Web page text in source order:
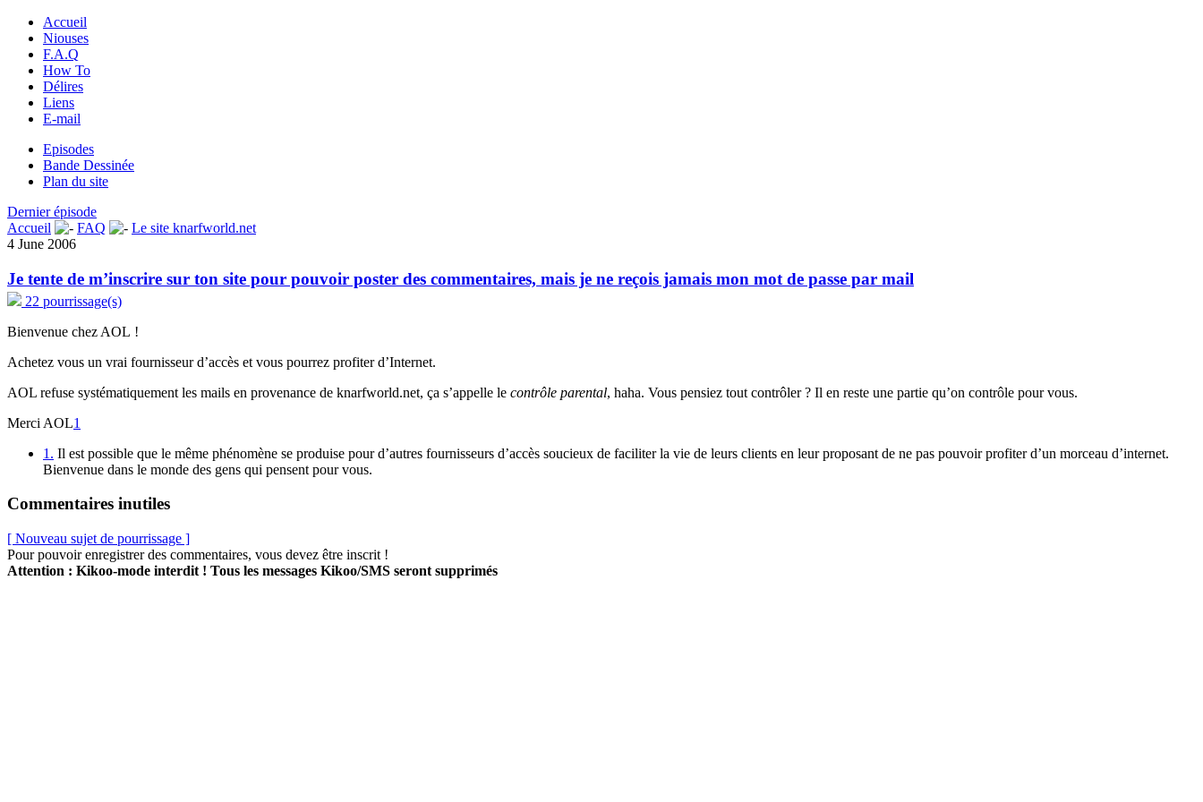
Accueil
Niouses
F.A.Q
How To
Délires
Liens
E-mail
Episodes
Bande Dessinée
Plan du site
Dernier épisode
Accueil
FAQ
Le site knarfworld.net
4 June 2006
Je tente de m’inscrire sur ton site pour pouvoir poster des commentaires, mais je ne reçois jamais mon mot de passe par mail
22 pourrissage(s)
Bienvenue chez AOL !
Achetez vous un vrai fournisseur d’accès et vous pourrez profiter d’Internet.
AOL refuse systématiquement les mails en provenance de knarfworld.net, ça s’appelle le contrôle parental, haha. Vous pensiez tout contrôler ? Il en reste une partie qu’on contrôle pour vous.
Merci AOL1
1. Il est possible que le même phénomène se produise pour d’autres fournisseurs d’accès soucieux de faciliter la vie de leurs clients en leur proposant de ne pas pouvoir profiter d’un morceau d’internet.
Bienvenue dans le monde des gens qui pensent pour vous.
Commentaires inutiles
[ Nouveau sujet de pourrissage ]
Pour pouvoir enregistrer des commentaires, vous devez être inscrit !
Attention : Kikoo-mode interdit ! Tous les messages Kikoo/SMS seront supprimés